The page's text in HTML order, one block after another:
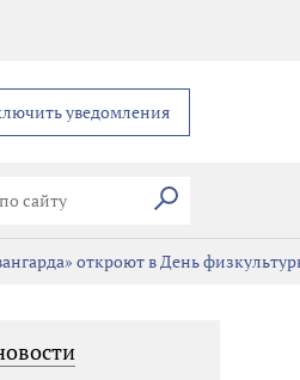
уведомления
Искать
откроют в День